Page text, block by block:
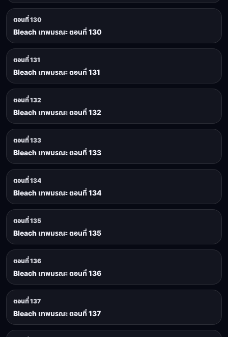
ตอนที่ 130
Bleach เทพมรณะ ตอนที่ 130
ตอนที่ 131
Bleach เทพมรณะ ตอนที่ 131
ตอนที่ 132
Bleach เทพมรณะ ตอนที่ 132
ตอนที่ 133
Bleach เทพมรณะ ตอนที่ 133
ตอนที่ 134
Bleach เทพมรณะ ตอนที่ 134
ตอนที่ 135
Bleach เทพมรณะ ตอนที่ 135
ตอนที่ 136
Bleach เทพมรณะ ตอนที่ 136
ตอนที่ 137
Bleach เทพมรณะ ตอนที่ 137